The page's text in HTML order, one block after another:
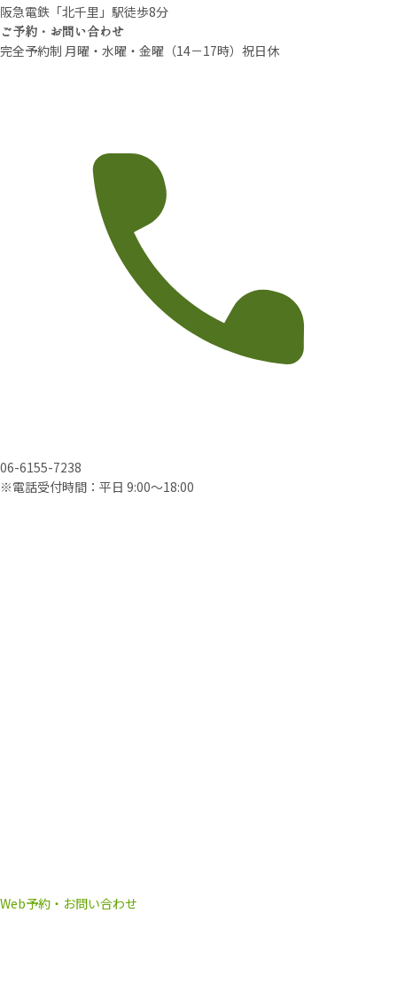
阪急電鉄「北千里」駅徒歩8分
ご予約・お問い合わせ
完全予約制 月曜・水曜・金曜（14－17時）祝日休
06-6155-7238
※電話受付時間：平日 9:00〜18:00
Web予約・お問い合わせ